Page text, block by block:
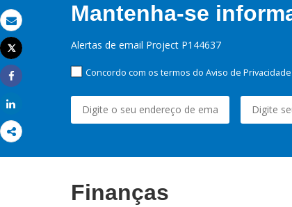
Email
Imprimir
Tweet
Share
Mantenha-se
Alertas de email Project P144637
Concordo com os termos do Aviso de
Finanças